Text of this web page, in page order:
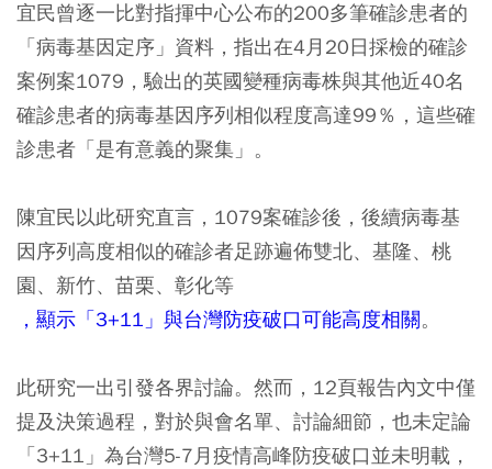
宜民曾逐一比對指揮中心公布的200多筆確診患者的
「病毒基因定序」資料，指出在4月20日採檢的確診
案例案1079，驗出的英國變種病毒株與其他近40名
確診患者的病毒基因序列相似程度高達99％，這些確
診患者「是有意義的聚集」。
陳宜民以此研究直言，1079案確診後，後續病毒基
因序列高度相似的確診者足跡遍佈雙北、基隆、桃
園、新竹、苗栗、彰化等
，顯示「3+11」與台灣防疫破口可能高度相關。
此研究一出引發各界討論。然而，12頁報告內文中僅
提及決策過程，對於與會名單、討論細節，也未定論
「3+11」為台灣5-7月疫情高峰防疫破口並未明載，